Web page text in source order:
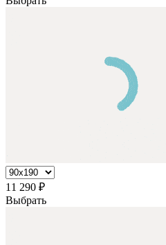
11 290 ₽
Выбрать